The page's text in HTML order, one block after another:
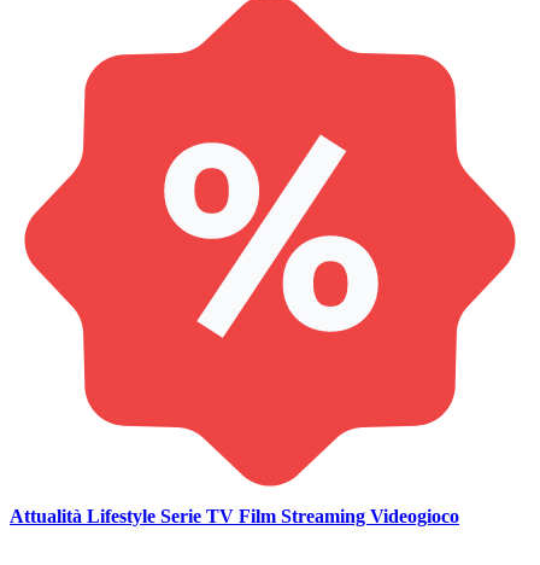
Attualità Lifestyle Serie TV Film Streaming Videogioco